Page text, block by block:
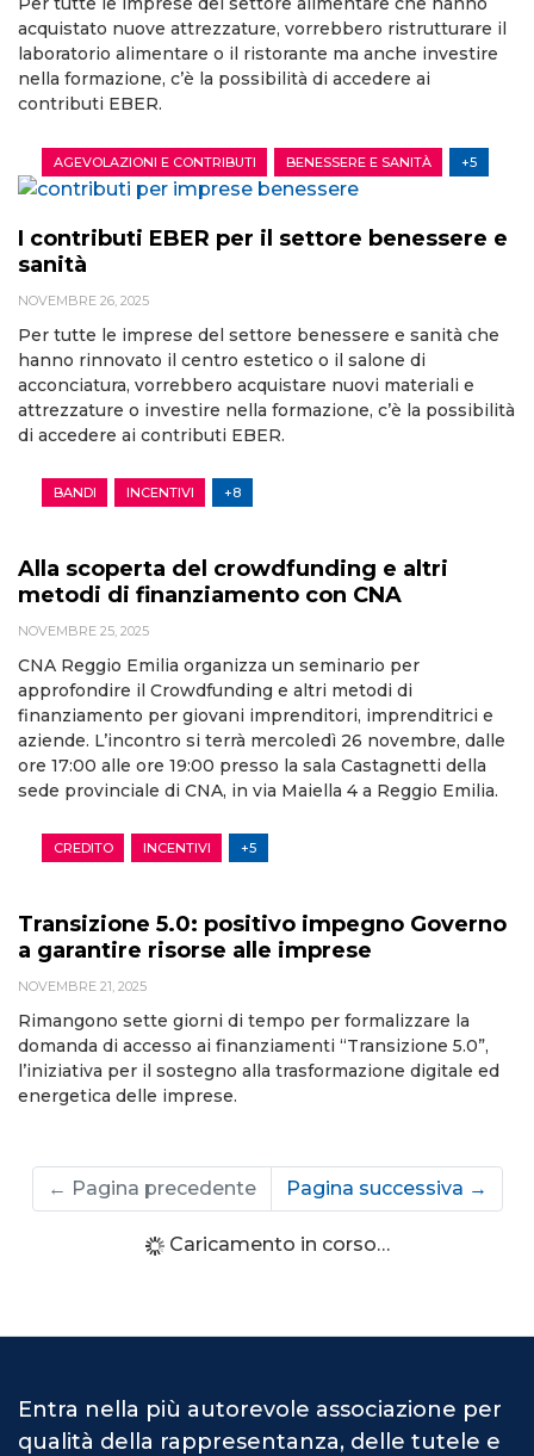
acquistato nuove attrezzature, vorrebbero ristrutturare il
laboratorio alimentare o il ristorante ma anche investire
nella formazione, c’è la possibilità di accedere ai
contributi EBER.
AGEVOLAZIONI E CONTRIBUTI BENESSERE E SANITÀ +5
I contributi EBER per il settore benessere e
sanità
NOVEMBRE 26, 2025
Per tutte le imprese del settore benessere e sanità che
hanno rinnovato il centro estetico o il salone di
acconciatura, vorrebbero acquistare nuovi materiali e
attrezzature o investire nella formazione, c’è la possibilità
di accedere ai contributi EBER.
BANDI INCENTIVI +8
Alla scoperta del crowdfunding e altri
metodi di finanziamento con CNA
NOVEMBRE 25, 2025
CNA Reggio Emilia organizza un seminario per
approfondire il Crowdfunding e altri metodi di
finanziamento per giovani imprenditori, imprenditrici e
aziende. L’incontro si terrà mercoledì 26 novembre, dalle
ore 17:00 alle ore 19:00 presso la sala Castagnetti della
sede provinciale di CNA, in via Maiella 4 a Reggio Emilia.
CREDITO INCENTIVI +5
Transizione 5.0: positivo impegno Governo
a garantire risorse alle imprese
NOVEMBRE 21, 2025
Rimangono sette giorni di tempo per formalizzare la
domanda di accesso ai finanziamenti “Transizione 5.0”,
l’iniziativa per il sostegno alla trasformazione digitale ed
energetica delle imprese.
← Pagina precedente Pagina successiva →
Caricamento in corso…
Entra nella più autorevole associazione per
qualità della rappresentanza, delle tutele e